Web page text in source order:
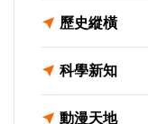
歷史縱橫
科學新知
動漫天地